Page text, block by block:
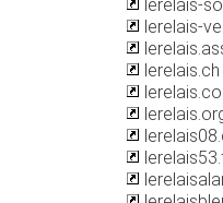
lerelais-
lerelais-
lerelais.ch